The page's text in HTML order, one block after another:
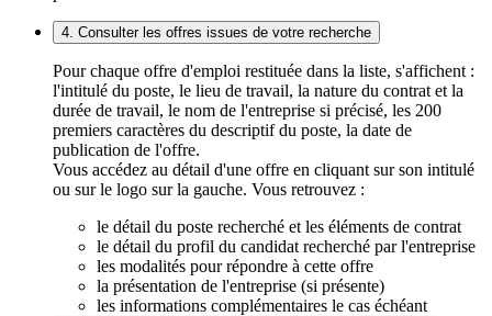
4. Consulter les offres issues de votre recherche
Pour chaque offre d'emploi restituée dans la liste, s'affichent :
l'intitulé du poste, le lieu de travail, la nature du contrat et la
durée de travail, le nom de l'entreprise si précisé, les 200
premiers caractères du descriptif du poste, la date de
publication de l'offre.
Vous accédez au détail d'une offre en cliquant sur son intitulé
ou sur le logo sur la gauche. Vous retrouvez :
le détail du poste recherché et les éléments de contrat
le détail du profil du candidat recherché par l'entreprise
les modalités pour répondre à cette offre
la présentation de l'entreprise (si présente)
les informations complémentaires le cas échéant